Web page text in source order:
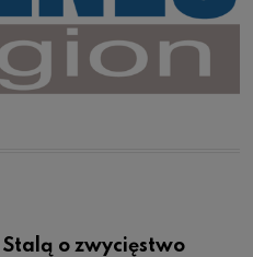
Stalą o zwycięstwo